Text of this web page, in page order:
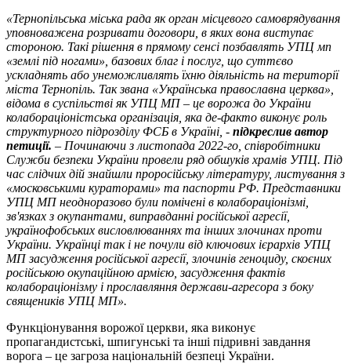
«Тернопільська міська рада як орган місцевого самоврядування
уповноважена розривати договори, в яких вона виступає
стороною. Такі рішення в прямому сенсі позбавлять УПЦ мп
«землі під ногами», базових благ і послуг, що суттєво
ускладнять або унеможливлять їхню діяльність на території
міста Тернопіль. Так звана «Українська православна церква»,
відома в суспільстві як УПЦ МП – це ворожа до України
колабораціоністська організація, яка де-факто виконує роль
структурного підрозділу ФСБ в Україні, - підкреслив автор
петиції. – Починаючи з листопада 2022-го, співробітники
Служби безпеки України провели ряд обшуків храмів УПЦ. Під
час слідчих дій знайшли проросійську літературу, листування з
«московськими кураторами» та паспорти РФ. Представники
УПЦ МП неодноразово були помічені в колабораціонізмі,
зв'язках з окупантами, виправданні російської агресії,
українофобських висловлюваннях та інших злочинах проти
України. Українці так і не почули від ключових ієрархів УПЦ
МП засудження російської агресії, злочинів геноциду, скоєних
російською окупаційною армією, засудження фактів
колабораціонізму і прославляння держави-агресора з боку
священиків УПЦ МП».
Функціонування ворожої церкви, яка виконує
пропагандистські, шпигунські та інші підривні завдання
ворога – це загроза національній безпеці України.